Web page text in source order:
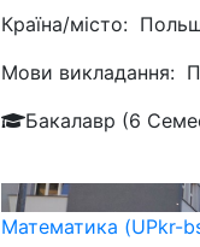
Країна/місто:
Мови викладання:
Бакалавр (6
Математика (UPkr-